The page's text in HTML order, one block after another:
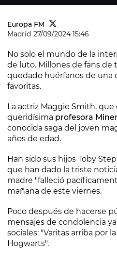
Europa FM
Madrid 27/09/2024 15:46
No solo el mundo de la
de luto. Millones de fans de
quedado huérfanos de una
favoritas.
La actriz Maggie Smith, que
queridísima profesora
conocida saga del joven
años de edad.
Han sido sus hijos Toby
que han dado la triste
madre "falleció
mañana de este viernes.
Poco después de hacerse
mensajes de condolencia
sociales: "Varitas arriba por
Hogwarts".